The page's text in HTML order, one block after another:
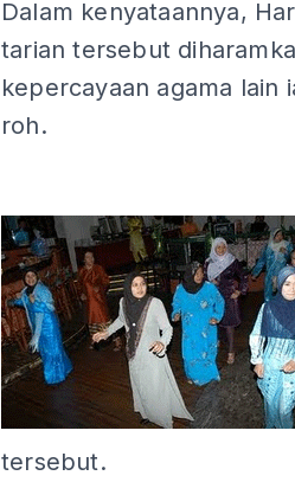
Dalam kenyataannya,
tarian tersebut
kepercayaan agama lain
roh.
tersebut.